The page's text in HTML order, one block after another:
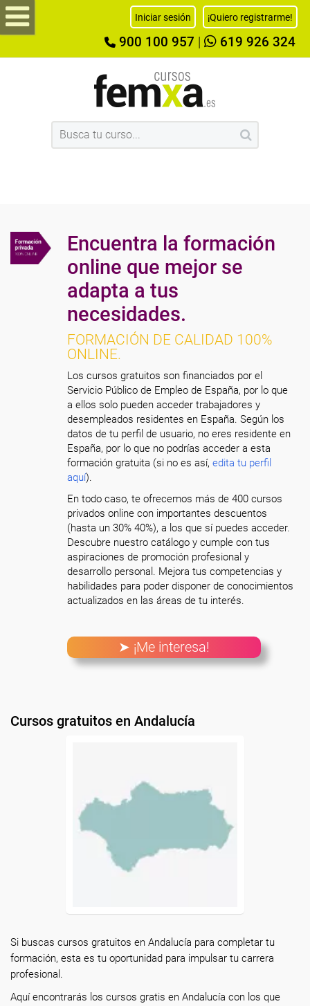
Iniciar sesión ¡Quiero registrarme!
900 100 957 619 926 324
Encuentra la formación
online que mejor se
adapta a tus
necesidades.
FORMACIÓN DE CALIDAD 100%
ONLINE.
Los cursos gratuitos son financiados por el
Servicio Público de Empleo de España, por lo que
a ellos solo pueden acceder trabajadores y
desempleados residentes en España. Según los
datos de tu perfil de usuario, no eres residente en
España, por lo que no podrías acceder a esta
formación gratuita (si no es así,edita tu perfil
aquí).
En todo caso, te ofrecemos más de 400 cursos
privados online con importantes descuentos
(hasta un 30% 40%), a los que sí puedes acceder.
Descubre nuestro catálogo y cumple con tus
aspiraciones de promoción profesional y
desarrollo personal. Mejora tus competencias y
habilidades para poder disponer de conocimientos
actualizados en las áreas de tu interés.
➤ ¡Me interesa!
Cursos gratuitos en Andalucía
Si buscas cursos gratuitos en Andalucía para completar tu
formación, esta es tu oportunidad para impulsar tu carrera
profesional.
Aquí encontrarás los cursos gratis en Andalucía con los que